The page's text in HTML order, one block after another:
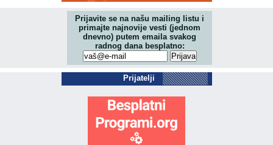
Prijavite se na našu mailing listu i
primajte najnovije vesti (jednom
dnevno) putem emaila svakog
radnog dana besplatno:
Prijatelji